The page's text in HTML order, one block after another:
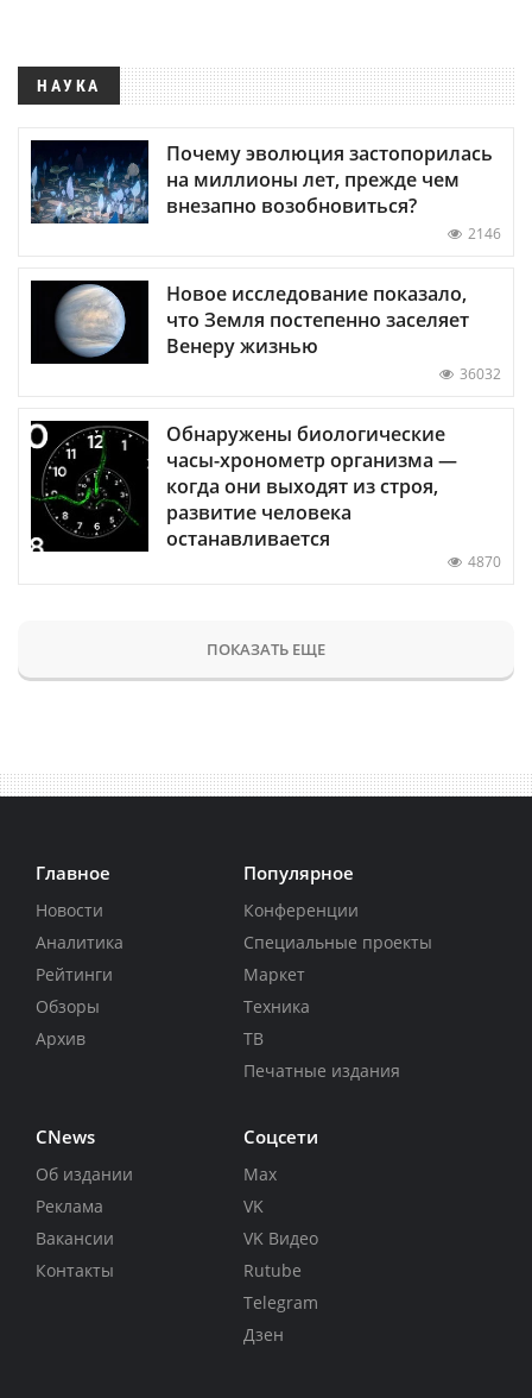
НАУКА
Почему эволюция застопорилась
на миллионы лет, прежде чем
внезапно возобновиться?
2146
Новое исследование показало,
что Земля постепенно заселяет
Венеру жизнью
36032
Обнаружены биологические
часы-хронометр организма —
когда они выходят из строя,
развитие человека
останавливается
4870
ПОКАЗАТЬ ЕЩЕ
Главное
Новости
Аналитика
Рейтинги
Обзоры
Архив
Популярное
Конференции
Специальные проекты
Маркет
Техника
ТВ
Печатные издания
CNews
Об издании
Реклама
Вакансии
Контакты
Соцсети
Max
VK
VK Видео
Rutube
Telegram
Дзен